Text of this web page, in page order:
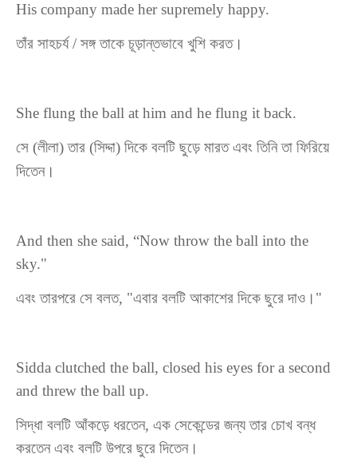
His company made her supremely happy.
তাঁর সাহচর্য / সঙ্গ তাকে চূড়ান্তভাবে খুশি করত।
She flung the ball at him and he flung it back.
সে (লীলা) তার (সিদ্দা) দিকে বলটি ছুড়ে মারত এবং তিনি তা ফিরিয়ে
দিতেন।
And then she said, “Now throw the ball into the
sky."
এবং তারপরে সে বলত, "এবার বলটি আকাশের দিকে ছুরে দাও । "
Sidda clutched the ball, closed his eyes for a second
and threw the ball up.
সিদ্ধা বলটি আঁকড়ে ধরতেন, এক সেকেন্ডের জন্য তার চোখ বন্ধ
করতেন এবং বলটি উপরে ছুরে দিতেন।